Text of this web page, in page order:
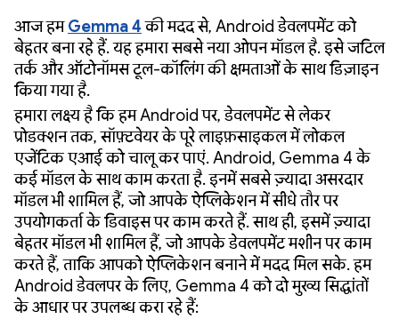
आज हमGemma 4की मदद से, Android डेवलपमेंट को
बेहतर बना रहे हैं. यह हमारा सबसे नया ओपन मॉडल है. इसे जटिल
तर्क और ऑटोनॉमस टूल-कॉलिंग की क्षमताओं के साथ डिज़ाइन
किया गया है.
हमारा लक्ष्य है कि हम Android पर, डेवलपमेंट से लेकर
प्रोडक्शन तक, सॉफ़्टवेयर के पूरे लाइफ़साइकल में लोकल
एजेंटिक एआई को चालू कर पाएं. Android, Gemma 4 के
कई मॉडल के साथ काम करता है. इनमें सबसे ज़्यादा असरदार
मॉडल भी शामिल हैं, जो आपके ऐप्लिकेशन में सीधे तौर पर
उपयोगकर्ता के डिवाइस पर काम करते हैं. साथ ही, इसमें ज़्यादा
बेहतर मॉडल भी शामिल हैं, जो आपके डेवलपमेंट मशीन पर काम
करते हैं, ताकि आपको ऐप्लिकेशन बनाने में मदद मिल सके. हम
Android डेवलपर के लिए, Gemma 4 को दो मुख्य सिद्धांतों
के आधार पर उपलब्ध करा रहे हैं: